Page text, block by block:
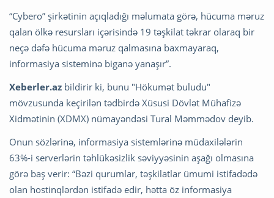
“Cybero” şirkətinin açıqladığı məlumata görə, hücuma məruz
qalan ölkə resursları içərisində 19 təşkilat təkrar olaraq bir
neçə dəfə hücuma məruz qalmasına baxmayaraq,
informasiya sisteminə biganə yanaşır”.
Xeberler.az bildirir ki, bunu "Hökumət buludu"
mövzusunda keçirilən tədbirdə Xüsusi Dövlət Mühafizə
Xidmətinin (XDMX) nümayəndəsi Tural Məmmədov deyib.
Onun sözlərinə, informasiya sistemlərinə müdaxilələrin
63%-i serverlərin təhlükəsizlik səviyyəsinin aşağı olmasına
görə baş verir: “Bəzi qurumlar, təşkilatlar ümumi istifadədə
olan hostinqlərdən istifadə edir, hətta öz informasiya